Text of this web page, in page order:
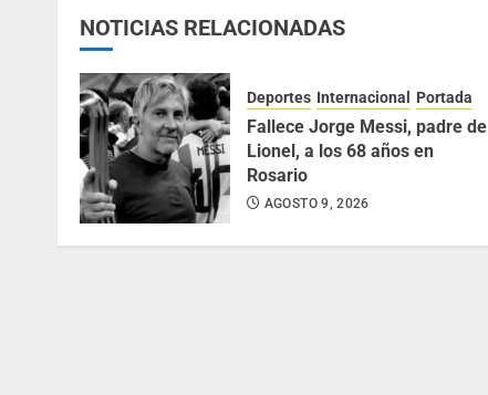
NOTICIAS RELACIONADAS
Deportes Internacional Portada
Fallece Jorge Messi, padre de
Lionel, a los 68 años en
Rosario
AGOSTO 9, 2026